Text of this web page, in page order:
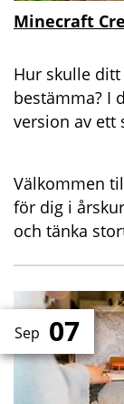
Minecraft
Hur skulle
bestämma? I
version av ett
Välkommen
för dig i
och tänka
Sep 07